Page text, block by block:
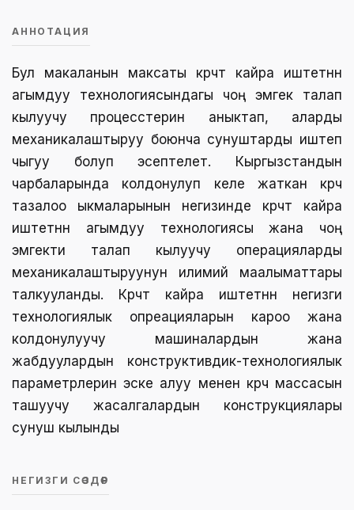
АННОТАЦИЯ
Бул макаланын максаты күрүчтү кайра иштетүүнүн
агымдуу технологиясындагы чоң эмгек талап
кылуучу процесстерин аныктап, аларды
механикалаштыруу боюнча сунуштарды иштеп
чыгуу болуп эсептелет. Кыргызстандын
чарбаларында колдонулуп келе жаткан күрүч
тазалоо ыкмаларынын негизинде күрүчтү кайра
иштетүүнүн агымдуу технологиясы жана чоң
эмгекти талап кылуучу операцияларды
механикалаштыруунун илимий маалыматтары
талкууланды. Күрүчтү кайра иштетүүнүн негизги
технологиялык опреацияларын кароо жана
колдонулуучу машиналардын жана
жабдуулардын конструктивдик-технологиялык
параметрлерин эске алуу менен күрүч массасын
ташуучу жасалгалардын конструкциялары
сунуш кылынды
НЕГИЗГИ СӨЗДӨР